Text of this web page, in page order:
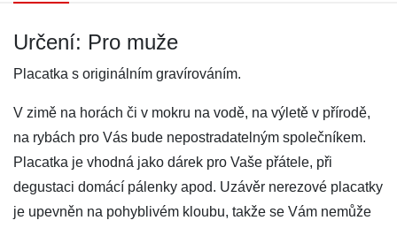
Určení: Pro muže
Placatka s originálním gravírováním.
V zimě na horách či v mokru na vodě, na výletě v přírodě,
na rybách pro Vás bude nepostradatelným společníkem.
Placatka je vhodná jako dárek pro Vaše přátele, při
degustaci domácí pálenky apod. Uzávěr nerezové placatky
je upevněn na pohyblivém kloubu, takže se Vám nemůže